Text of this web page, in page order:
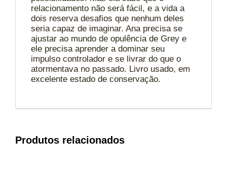
relacionamento não será fácil, e a vida a
dois reserva desafios que nenhum deles
seria capaz de imaginar. Ana precisa se
ajustar ao mundo de opulência de Grey e
ele precisa aprender a dominar seu
impulso controlador e se livrar do que o
atormentava no passado. Livro usado, em
excelente estado de conservação.
Produtos relacionados